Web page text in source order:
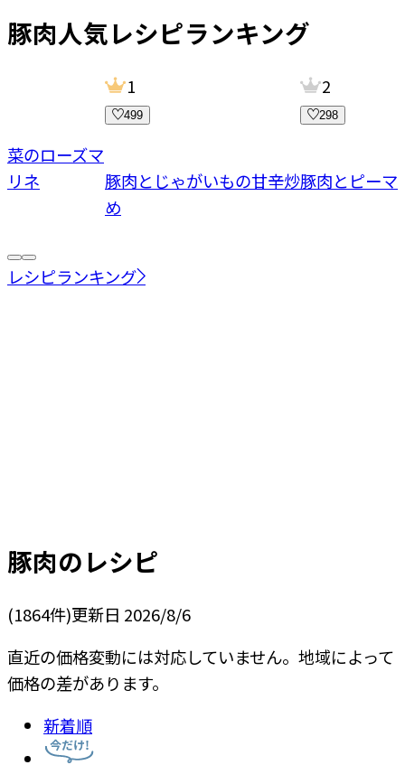
豚肉人気レシピランキング
菜のローズマ
リネ
1
499
豚肉とじゃがいもの甘辛炒
め
2
298
豚肉とピーマ
レシピランキング
豚肉のレシピ
(1864件)更新日 2026/8/6
直近の価格変動には対応していません。地域によって
価格の差があります。
新着順